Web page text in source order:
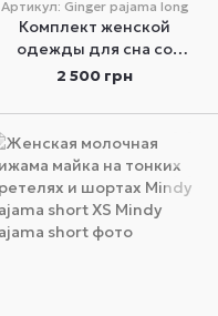
Артикул: Ginger pajama long
Комплект женской
одежды для сна со
штанами молочный
XS
2 500 грн